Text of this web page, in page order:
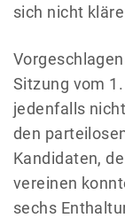
sich nicht
Sitzung vom
jedenfalls
den
Kandidaten,
vereinen
sechs